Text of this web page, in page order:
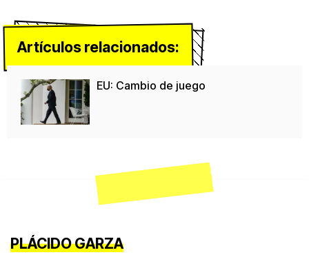
Artículos relacionados:
EU: Cambio de juego
PLÁCIDO GARZA